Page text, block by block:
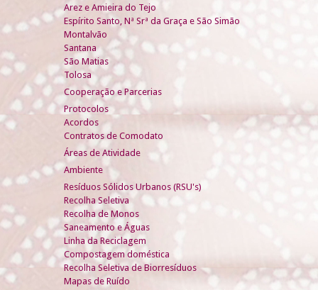
Arez e Amieira do Tejo
Espírito Santo, Nª Srª da Graça e São Simão
Montalvão
Santana
São Matias
Tolosa
Cooperação e Parcerias
Protocolos
Acordos
Contratos de Comodato
Áreas de Atividade
Ambiente
Resíduos Sólidos Urbanos (RSU's)
Recolha Seletiva
Recolha de Monos
Saneamento e Águas
Linha da Reciclagem
Compostagem doméstica
Recolha Seletiva de Biorresíduos
Mapas de Ruído